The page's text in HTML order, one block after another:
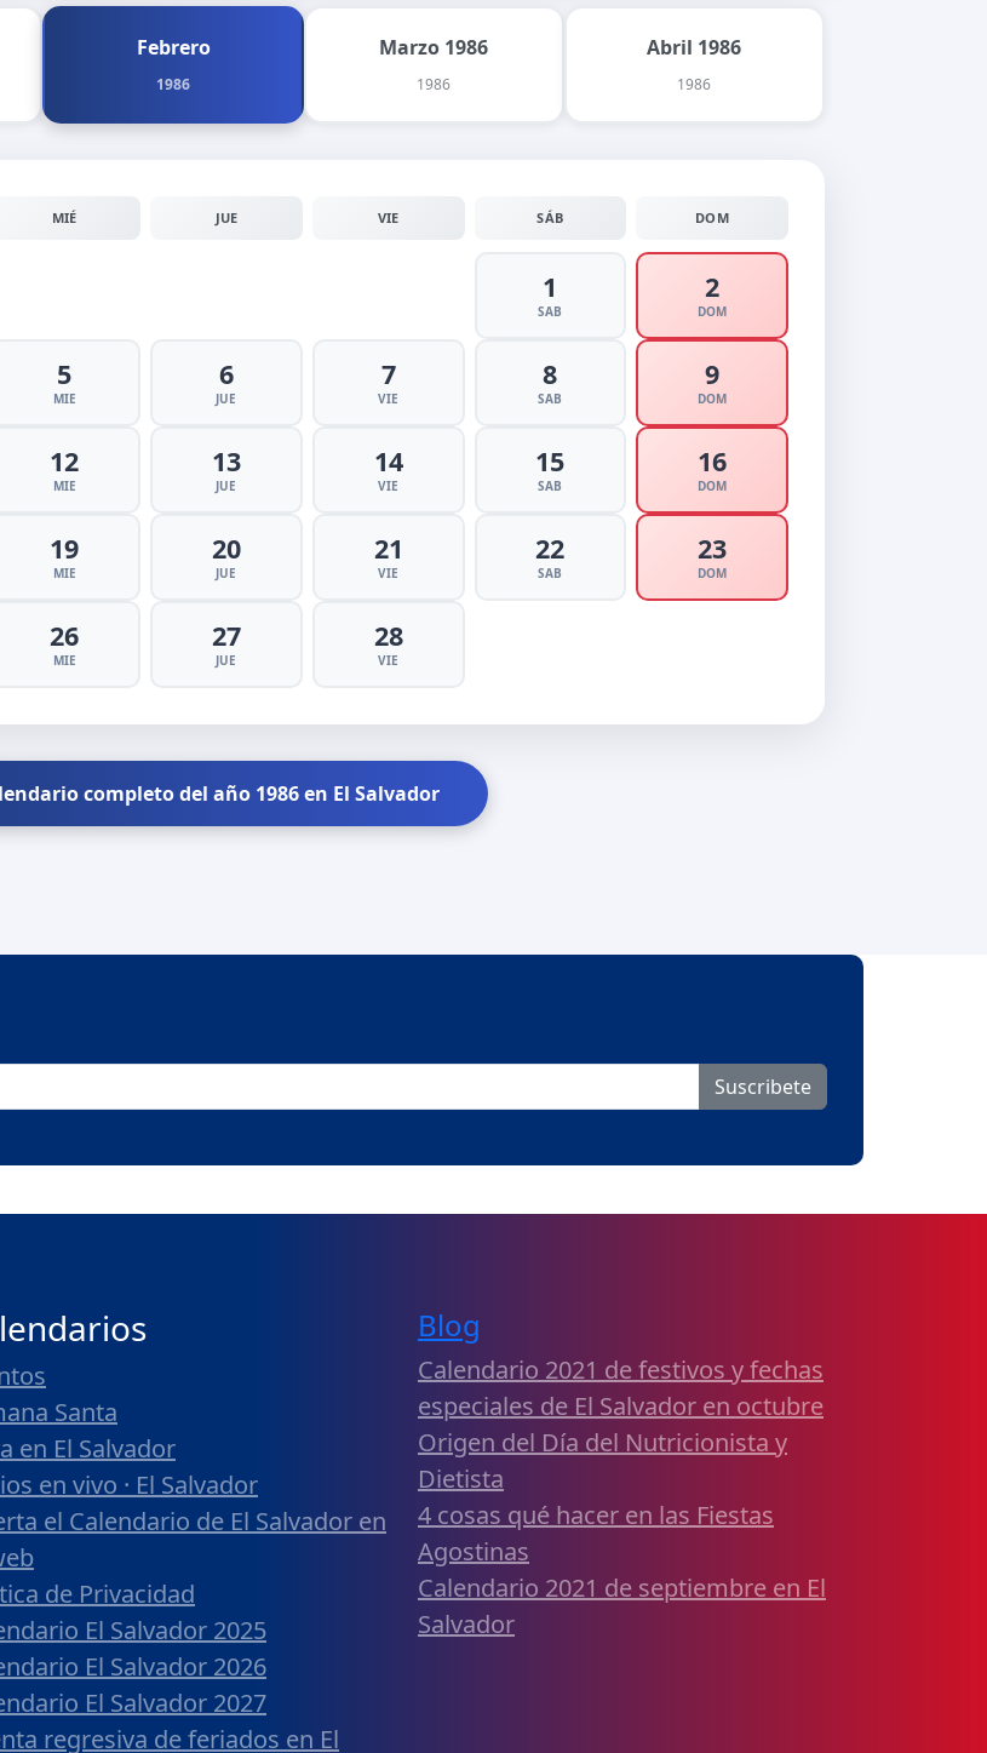
Febrero
1986
Marzo 1986
1986
Abril 1986
1986
MIÉ JUE VIE SÁB DOM
1
SAB
2
DOM
5
MIE
6
JUE
7
VIE
8
SAB
9
DOM
12
MIE
13
JUE
14
VIE
15
SAB
16
DOM
19
MIE
20
JUE
21
VIE
22
SAB
23
DOM
26
MIE
27
JUE
28
VIE
completo del año 1986 en El Salvador
Suscribete
Santa
en El Salvador
en vivo · El Salvador
el Calendario de El Salvador en
de Privacidad
El Salvador 2025
El Salvador 2026
El Salvador 2027
regresiva de feriados en El
Blog
Calendario 2021 de festivos y fechas
especiales de El Salvador en octubre
Origen del Día del Nutricionista y
Dietista
4 cosas qué hacer en las Fiestas
Agostinas
Calendario 2021 de septiembre en El
Salvador